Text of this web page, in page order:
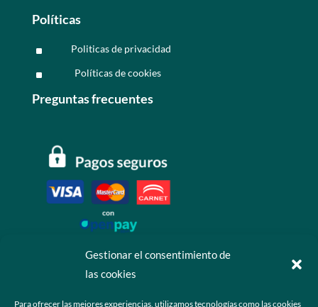
Gestionar el consentimiento de
las cookies
Para ofrecer las mejores experiencias, utilizamos tecnologías como las cookies
Políticas
^ Politicas de privacidad
^ Políticas de cookies
Preguntas frecuentes